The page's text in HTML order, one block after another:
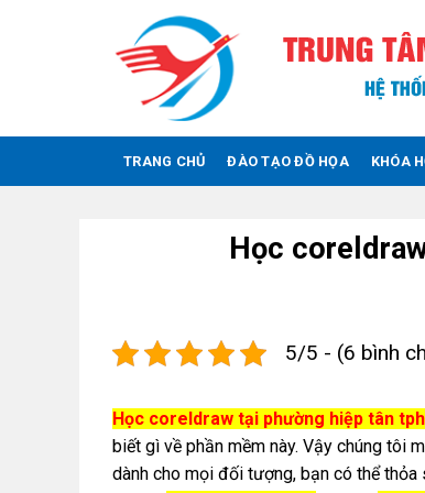
TRANG CHỦ ĐÀO TẠO ĐỒ HỌA KHÓA
Học
5/5 - (6 bình
Học coreldraw tại phường hiệp tân
biết gì về phần mềm này. Vậy chúng tôi
dành cho mọi đối tượng, bạn có thể